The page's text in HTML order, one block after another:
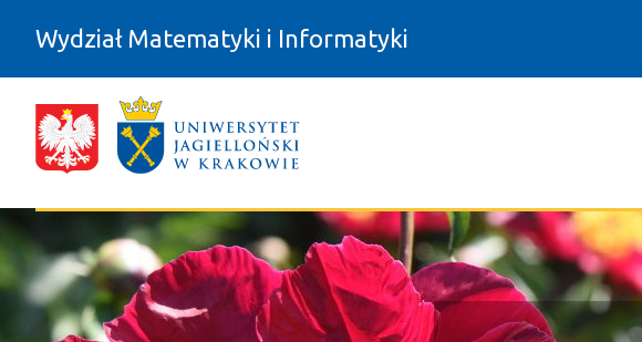
Wydział Matematyki i Informatyki
My w mediach - Wydział Matematyki i